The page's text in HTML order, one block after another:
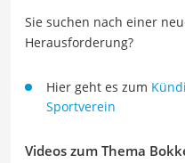
Sie suchen nach einer
Herausforderung?
Hier geht es zum
Sportverein
Videos zum Thema